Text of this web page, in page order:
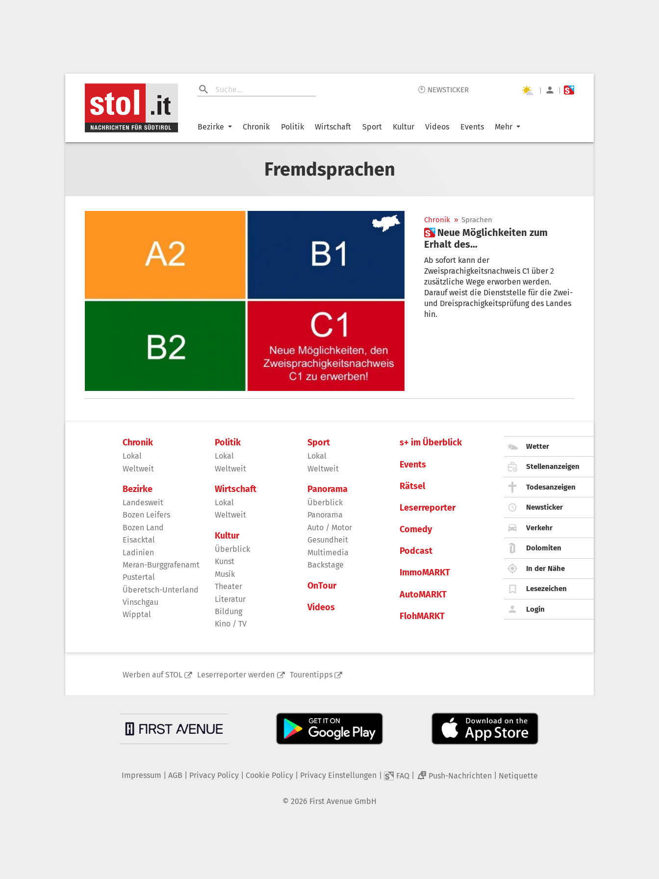
🕙 NEWSTICKER | |
Bezirke Chronik Politik Wirtschaft Sport Kultur Videos Events Mehr
Fremdsprachen
Chronik » Sprachen
 Neue Möglichkeiten zum
Erhalt des
Zweisprachigkeitsnachweis C1
Ab sofort kann der
Zweisprachigkeitsnachweis C1 über 2
zusätzliche Wege erworben werden.
Darauf weist die Dienststelle für die Zwei-
und Dreisprachigkeitsprüfung des Landes
hin.
Chronik
Lokal
Weltweit
Bezirke
Landesweit
Bozen Leifers
Bozen Land
Eisacktal
Ladinien
Meran-Burggrafenamt
Pustertal
Überetsch-Unterland
Vinschgau
Wipptal
Politik
Lokal
Weltweit
Wirtschaft
Lokal
Weltweit
Kultur
Überblick
Kunst
Musik
Theater
Literatur
Bildung
Kino / TV
Sport
Lokal
Weltweit
Panorama
Überblick
Panorama
Auto / Motor
Gesundheit
Multimedia
Backstage
OnTour
Videos
s+ im Überblick
Events
Rätsel
Leserreporter
Comedy
Podcast
ImmoMARKT
AutoMARKT
FlohMARKT
Wetter
Stellenanzeigen
Todesanzeigen
Newsticker
Verkehr
Dolomiten
In der Nähe
Lesezeichen
Login
Werben auf STOL Leserreporter werden Tourentipps
Impressum AGB Privacy Policy| Cookie Policy| Privacy Einstellungen FAQ 2 Push-Nachrichten Netiquette
© 2026 First Avenue GmbH